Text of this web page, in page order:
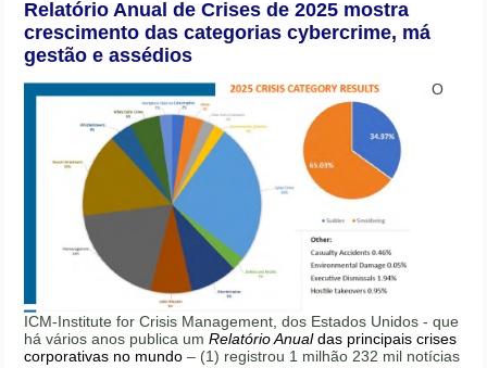
Relatório Anual de Crises de 2025 mostra
crescimento das categorias cybercrime, má
gestão e assédios
O
ICM-Institute for Crisis Management, dos Estados Unidos - que
há vários anos publica umRelatório Anualdas principais crises
corporativas no mundo – (1) registrou 1 milhão 232 mil notícias